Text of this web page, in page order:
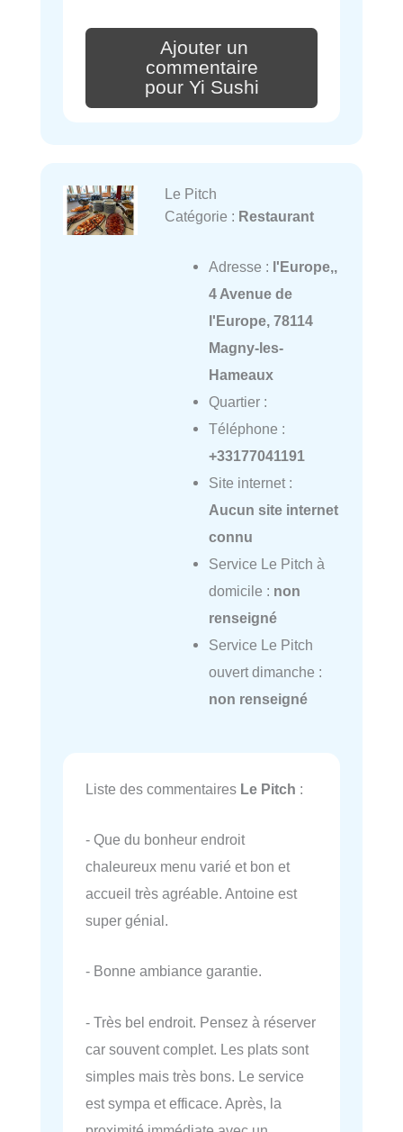
Ajouter un
commentaire
pour Yi Sushi
Le Pitch
Catégorie : Restaurant
Adresse : l'Europe,,
4 Avenue de
l'Europe, 78114
Magny-les-
Hameaux
Quartier :
Téléphone :
+33177041191
Site internet :
Aucun site internet
connu
Service Le Pitch à
domicile : non
renseigné
Service Le Pitch
ouvert dimanche :
non renseigné
Liste des commentaires Le Pitch :
- Que du bonheur endroit
chaleureux menu varié et bon et
accueil très agréable. Antoine est
super génial.
- Bonne ambiance garantie.
- Très bel endroit. Pensez à réserver
car souvent complet. Les plats sont
simples mais très bons. Le service
est sympa et efficace. Après, la